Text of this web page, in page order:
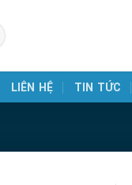
LIÊN HỆ TIN TỨC